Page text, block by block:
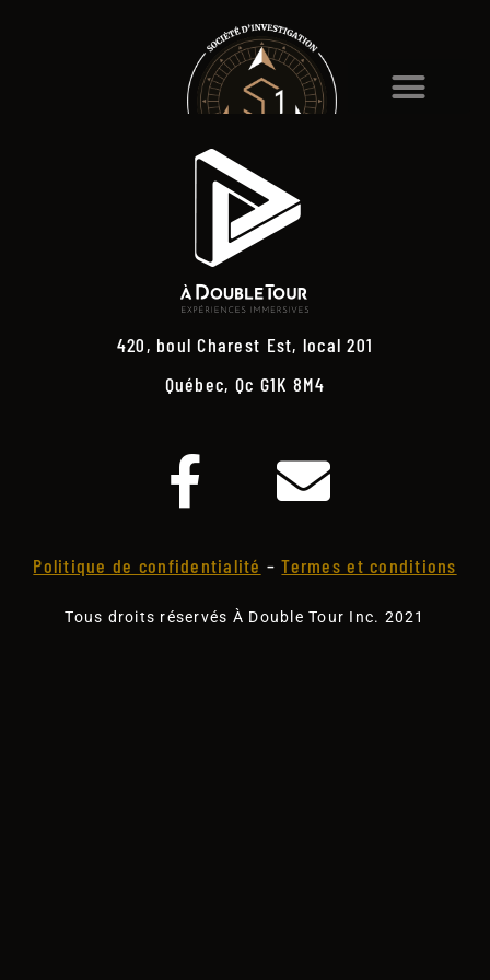
420, boul Charest Est, local 201
Québec, Qc G1K 8M4
Politique de confidentialité –Termes et conditions
Tous droits réservés À Double Tour Inc. 2021